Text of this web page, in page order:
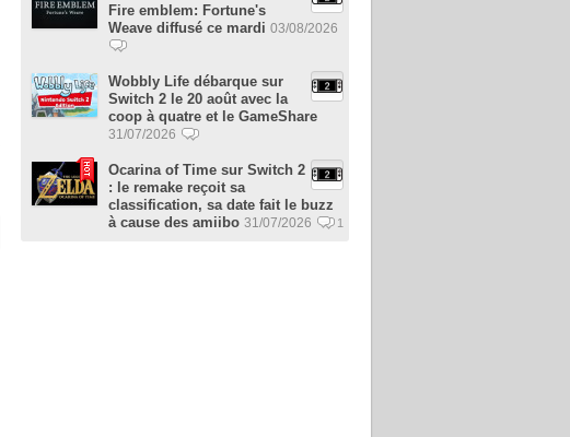
Fire emblem: Fortune's
Weave diffusé ce mardi 03/08/2026
Wobbly Life débarque sur
Switch 2 le 20 août avec la
coop à quatre et le GameShare
31/07/2026
Ocarina of Time sur Switch 2
: le remake reçoit sa
classification, sa date fait le buzz
à cause des amiibo 31/07/2026 1